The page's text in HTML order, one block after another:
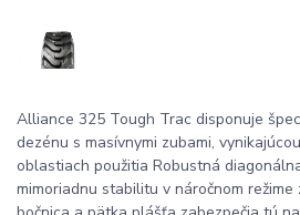
Alliance 325 Tough Trac disponuje
dezénu s masívnymi zubami,
oblastiach použitia Robustná
mimoriadnu stabilitu v náročnom